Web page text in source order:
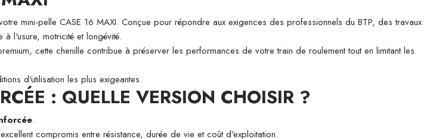
mini-pelle CASE 16 MAXI. Conçue pour répondre aux exigences des professionnels du BTP, des travaux
l'usure, motricité et longévité.
cette chenille contribue à préserver les performances de votre train de roulement tout en limitant les
d'utilisation les plus exigeantes.
: QUELLE VERSION CHOISIR ?
.
compromis entre résistance, durée de vie et coût d'exploitation.